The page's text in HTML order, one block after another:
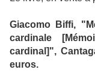
Giacomo Biffi,
cardinale
cardinal]",
euros.